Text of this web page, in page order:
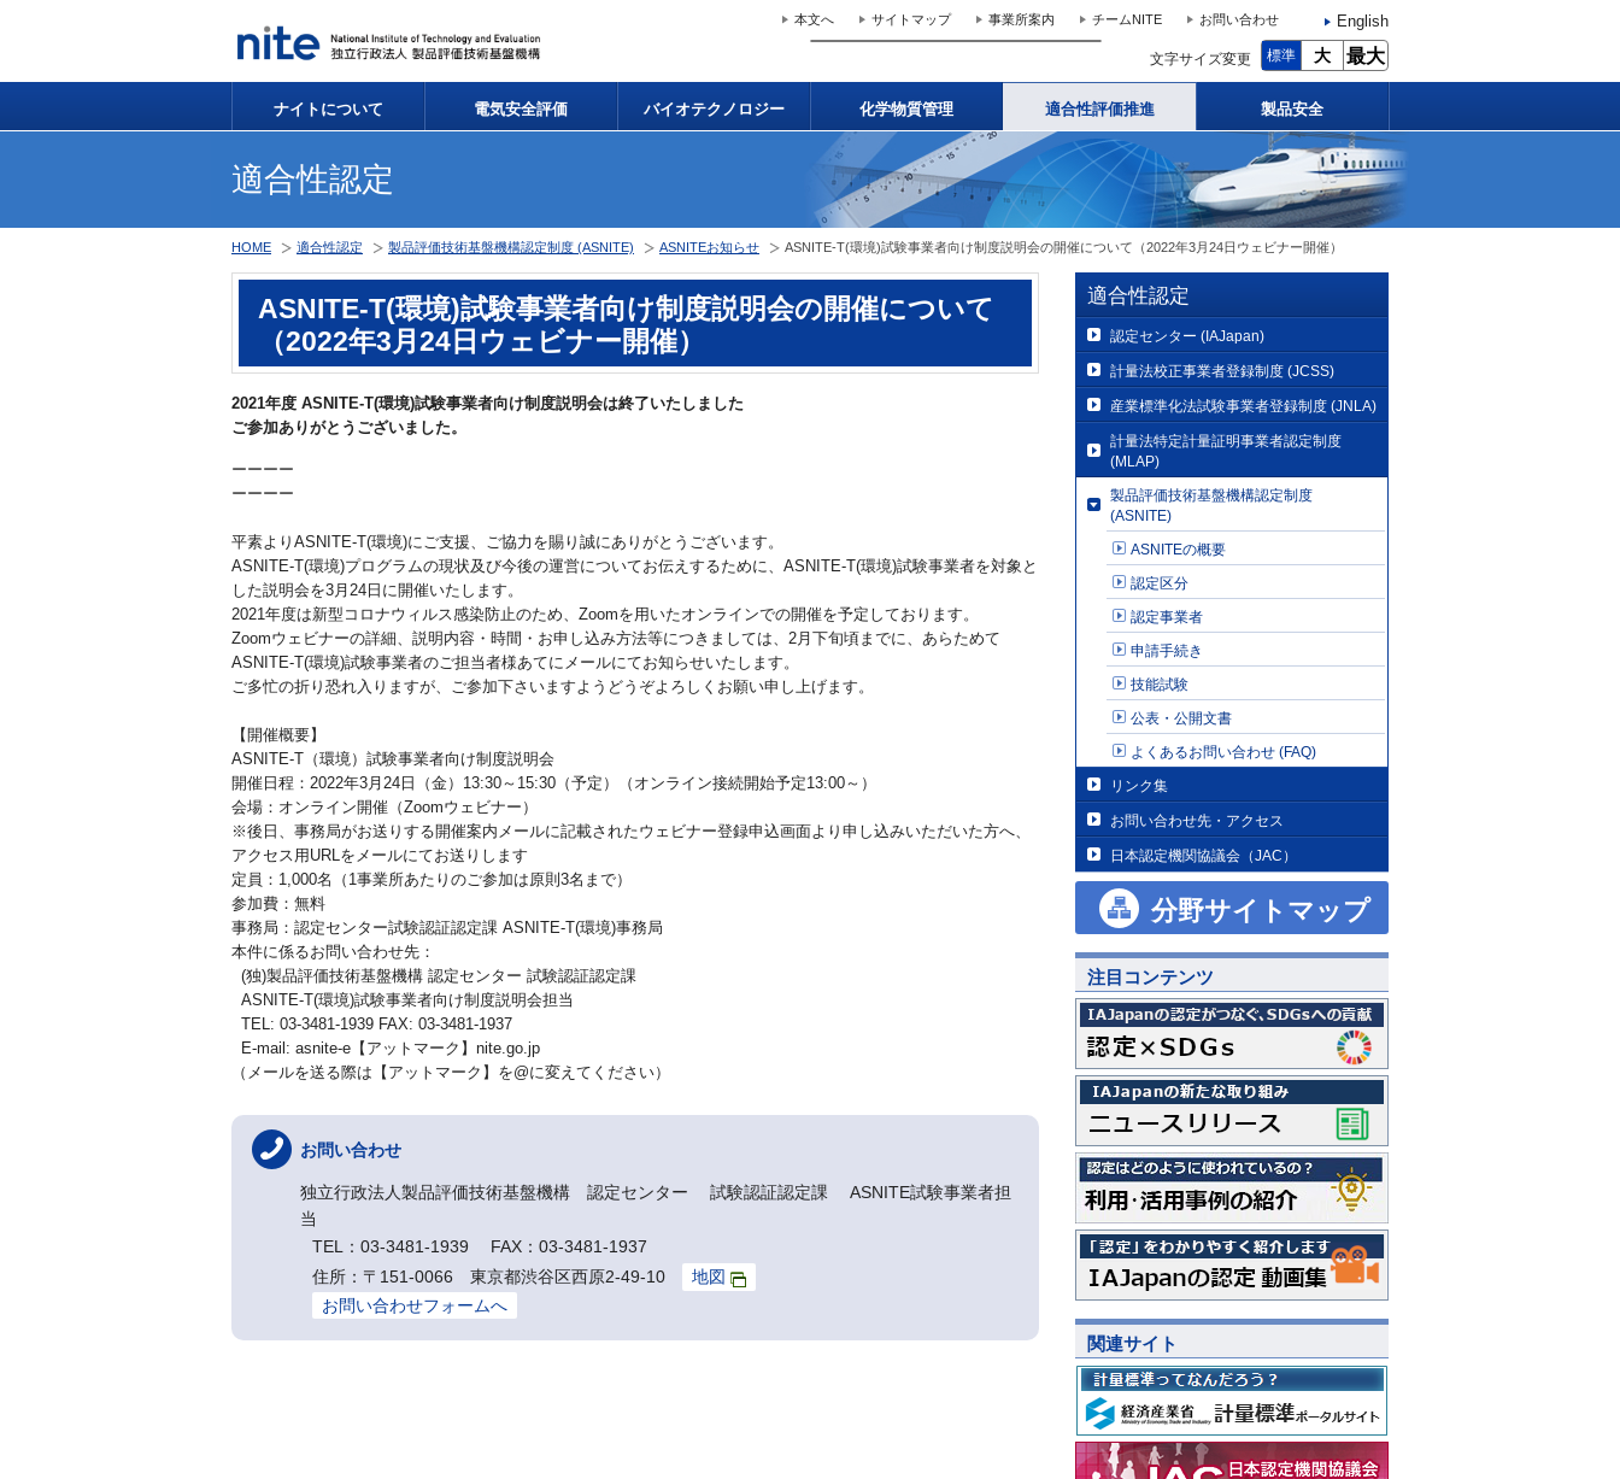
本文へ サイトマップ 事業所案内 チームNITE お問い合わせ English
文字サイズ変更 標準 大 最大
ナイトについて 電気安全評価 バイオテクノロジー 化学物質管理 適合性評価推進 製品安全
適合性認定
HOME 適合性認定 製品評価技術基盤機構認定制度 (ASNITE) ASNITEお知らせ ASNITE-T(環境)試験事業者向け制度説明会の開催について（2022年3月24日ウェビナー開催）
ASNITE-T(環境)試験事業者向け制度説明会の開催について
（2022年3月24日ウェビナー開催）
2021年度 ASNITE-T(環境)試験事業者向け制度説明会は終了いたしました
ご参加ありがとうございました。
ーーーー
ーーーー
平素よりASNITE-T(環境)にご支援、ご協力を賜り誠にありがとうございます。
ASNITE-T(環境)プログラムの現状及び今後の運営についてお伝えするために、ASNITE-T(環境)試験事業者を対象と
した説明会を3月24日に開催いたします。
2021年度は新型コロナウィルス感染防止のため、Zoomを用いたオンラインでの開催を予定しております。
Zoomウェビナーの詳細、説明内容・時間・お申し込み方法等につきましては、2月下旬頃までに、あらためて
ASNITE-T(環境)試験事業者のご担当者様あてにメールにてお知らせいたします。
ご多忙の折り恐れ入りますが、ご参加下さいますようどうぞよろしくお願い申し上げます。
【開催概要】
ASNITE-T（環境）試験事業者向け制度説明会
開催日程：2022年3月24日（金）13:30～15:30（予定）（オンライン接続開始予定13:00～）
会場：オンライン開催（Zoomウェビナー）
※後日、事務局がお送りする開催案内メールに記載されたウェビナー登録申込画面より申し込みいただいた方へ、
アクセス用URLをメールにてお送りします
定員：1,000名（1事業所あたりのご参加は原則3名まで）
参加費：無料
事務局：認定センター試験認証認定課 ASNITE-T(環境)事務局
本件に係るお問い合わせ先：
(独)製品評価技術基盤機構 認定センター 試験認証認定課
ASNITE-T(環境)試験事業者向け制度説明会担当
TEL: 03-3481-1939 FAX: 03-3481-1937
E-mail: asnite-e【アットマーク】nite.go.jp
（メールを送る際は【アットマーク】を@に変えてください）
お問い合わせ
独立行政法人製品評価技術基盤機構 認定センター 試験認証認定課 ASNITE試験事業者担
当
TEL：03-3481-1939 FAX：03-3481-1937
住所：〒151-0066 東京都渋谷区西原2-49-10
地図
お問い合わせフォームへ
適合性認定
認定センター (IAJapan)
計量法校正事業者登録制度 (JCSS)
産業標準化法試験事業者登録制度 (JNLA)
計量法特定計量証明事業者認定制度
(MLAP)
製品評価技術基盤機構認定制度
(ASNITE)
ASNITEの概要
認定区分
認定事業者
申請手続き
技能試験
公表・公開文書
よくあるお問い合わせ (FAQ)
リンク集
お問い合わせ先・アクセス
日本認定機関協議会（JAC）
分野サイトマップ
注目コンテンツ
関連サイト